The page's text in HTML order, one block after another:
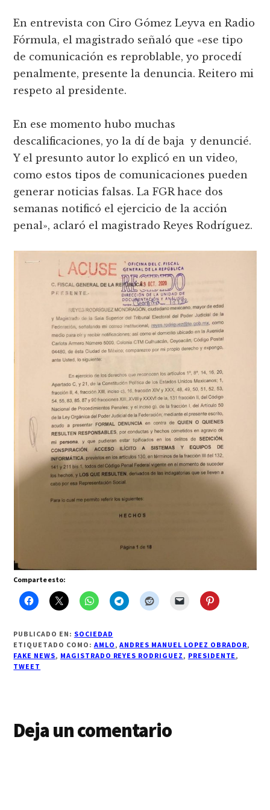
En entrevista con Ciro Gómez Leyva en Radio
Fórmula, el magistrado señaló que «ese tipo
de comunicación es reproblable, yo procedí
penalmente, presente la denuncia. Reitero mi
respeto al presidente.
En ese momento hubo muchas
descalificaciones, yo la dí de baja y denuncié.
Y el presunto autor lo explicó en un video,
como estos tipos de comunicaciones pueden
generar noticias falsas. La FGR hace dos
semanas notificó el ejercicio de la acción
penal», aclaró el magistrado Reyes Rodríguez.
Comparte esto:
PUBLICADO EN: SOCIEDAD
ETIQUETADO COMO: AMLO ,ANDRES MANUEL LOPEZ OBRADOR,
FAKE NEWS, MAGISTRADO REYES RODRIGUEZ , PRESIDENTE ,
TWEET
Interacciones
Deja un comentario